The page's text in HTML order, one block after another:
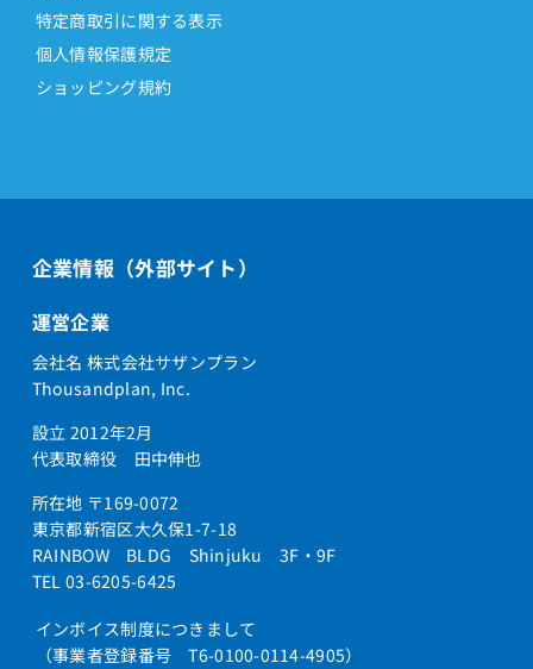
特定商取引に関する表示
個人情報保護規定
ショッピング規約
企業情報（外部サイト）
運営企業
会社名 株式会社サザンプラン
Thousandplan, Inc.
設立 2012年2月
代表取締役 田中伸也
所在地 〒169-0072
東京都新宿区大久保1-7-18
RAINBOW BLDG Shinjuku 3F・9F
TEL 03-6205-6425
インボイス制度につきまして
（事業者登録番号 T6-0100-0114-4905）